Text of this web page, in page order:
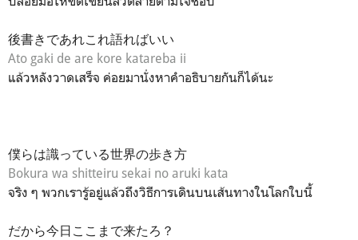
後書きであれこれ語ればいい
Ato gaki de are kore katareba ii
แล้วหลังวาดเสร็จ ค่อยมานั่งหาคำอธิบายกันก็ได้นะ
僕らは識っている世界の歩き方
Bokura wa shitteiru sekai no aruki kata
จริง ๆ พวกเรารู้อยู่แล้วถึงวิธีการเดินบนเส้นทางในโลกใบนี้
だから今日ここまで来たろ？